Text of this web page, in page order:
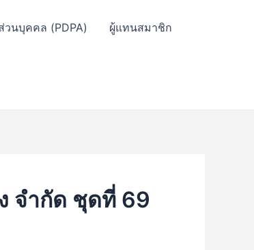
นบุคคล (PDPA) ผู้แทนสมาชิก
จำกัด ชุดที่ 69